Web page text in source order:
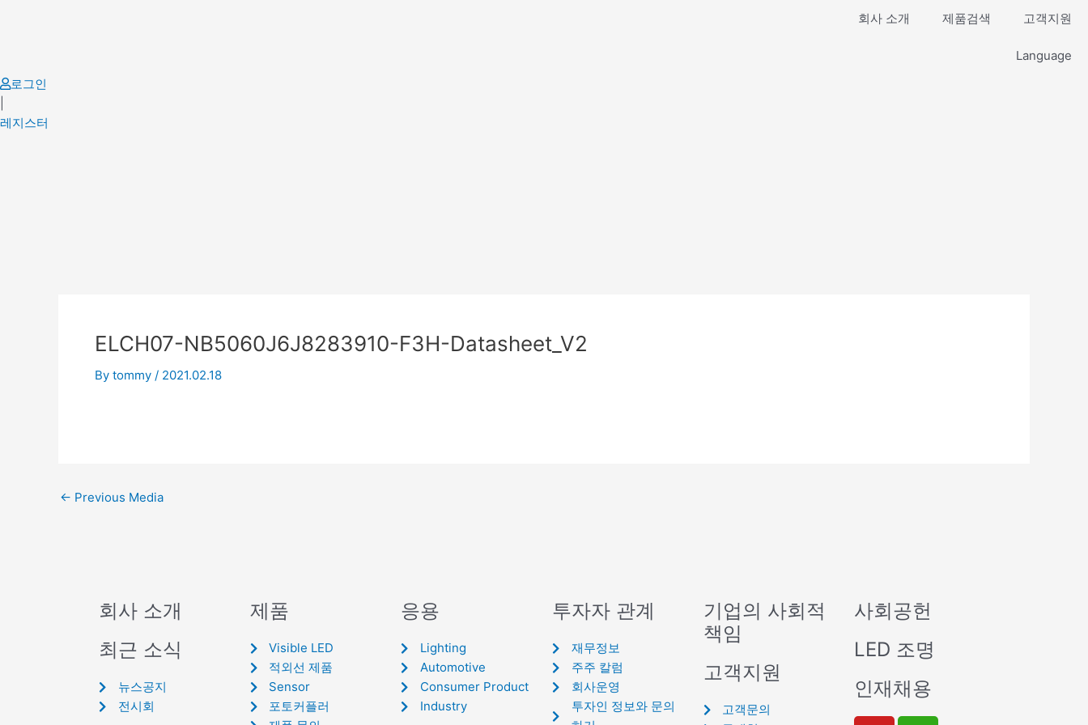
회사 소개 제품검색 고객지원
Language
로그인
레지스터
ELCH07-NB5060J6J8283910-F3H-Datasheet_V2
By tommy / 2021.02.18
← Previous Media
회사 소개
최근 소식
뉴스공지
전시회
제품
Visible LED
적외선 제품
Sensor
포토커플러
응용
Lighting
Automotive
Consumer Product
Industry
투자자 관계
재무정보
주주 칼럼
회사운영
투자인 정보와 문의
기업의 사회적
책임
고객지원
고객문의
사회공헌
LED 조명
인재채용